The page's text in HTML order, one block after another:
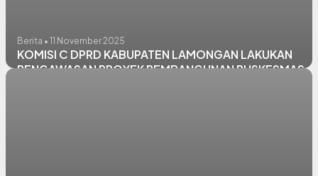
Berita • 11 November 2025
KOMISI C DPRD KABUPATEN LAMONGAN LAKUKAN
PENGAWASAN PROYEK PEMBANGUNAN PUSKESMAS